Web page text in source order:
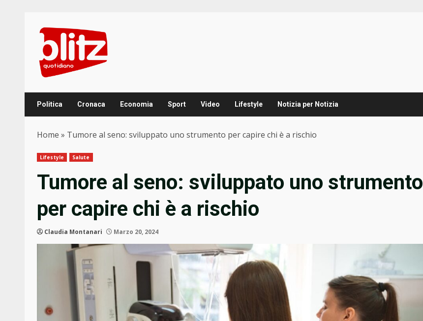
content
Politica Cronaca Economia Sport Video Lifestyle Notizia per Notizia
Home » Tumore al seno: sviluppato uno strumento per capire chi è a rischio
Lifestyle Salute
Tumore al seno: sviluppato uno strumento
per capire chi è a rischio
Claudia Montanari Marzo 20, 2024